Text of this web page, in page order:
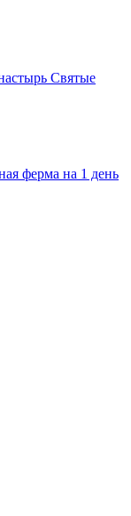
Святые
ферма на 1 день